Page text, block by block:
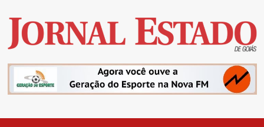
content